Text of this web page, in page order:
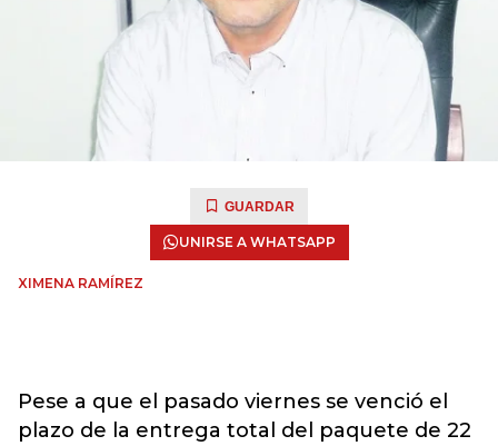
GUARDAR
UNIRSE A WHATSAPP
XIMENA RAMÍREZ
Pese a que el pasado viernes se venció el
plazo de la entrega total del paquete de 22